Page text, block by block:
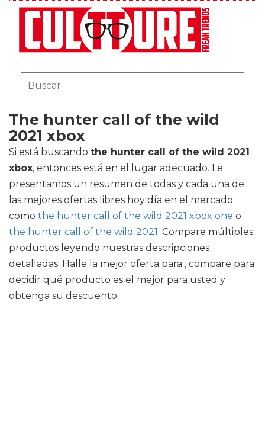
The hunter call of the wild
2021 xbox
Si está buscando the hunter call of the wild 2021
xbox, entonces está en el lugar adecuado. Le
presentamos un resumen de todas y cada una de
las mejores ofertas libres hoy día en el mercado
como the hunter call of the wild 2021 xbox one o
the hunter call of the wild 2021. Compare múltiples
productos leyendo nuestras descripciones
detalladas. Halle la mejor oferta para , compare para
decidir qué producto es el mejor para usted y
obtenga su descuento.